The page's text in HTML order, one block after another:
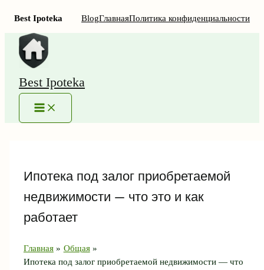
Best Ipoteka BlogГлавнаяПолитика конфиденциальности
Перейти
содержимому
Best Ipoteka
MAIN
MENU
Ипотека под залог приобретаемой
недвижимости — что это и как
работает
Главная
Общая
Ипотека под залог приобретаемой недвижимости — что